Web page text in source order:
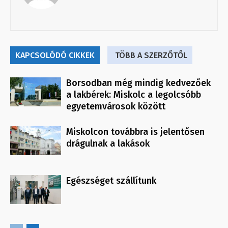
KAPCSOLÓDÓ CIKKEK TÖBB A SZERZŐTŐL
Borsodban még mindig kedvezőek
a lakbérek: Miskolc a legolcsóbb
egyetemvárosok között
Miskolcon továbbra is jelentősen
drágulnak a lakások
Egészséget szállítunk